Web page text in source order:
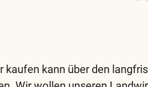
kaufen kann über den